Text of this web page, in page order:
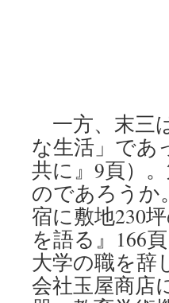
一方、末三
な生活」であ
共に』9頁）
のであろうか
宿に敷地230
を語る』166
大学の職を辞
会社玉屋商店